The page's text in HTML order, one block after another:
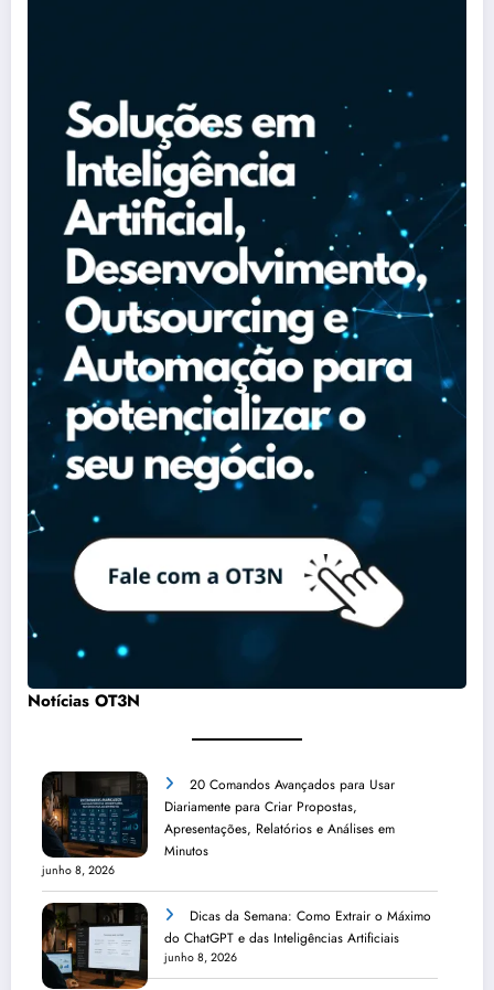
Notícias OT3N
20 Comandos Avançados para Usar
Diariamente para Criar Propostas,
Apresentações, Relatórios e Análises em
Minutos
junho 8, 2026
Dicas da Semana: Como Extrair o Máximo
do ChatGPT e das Inteligências Artificiais
junho 8, 2026